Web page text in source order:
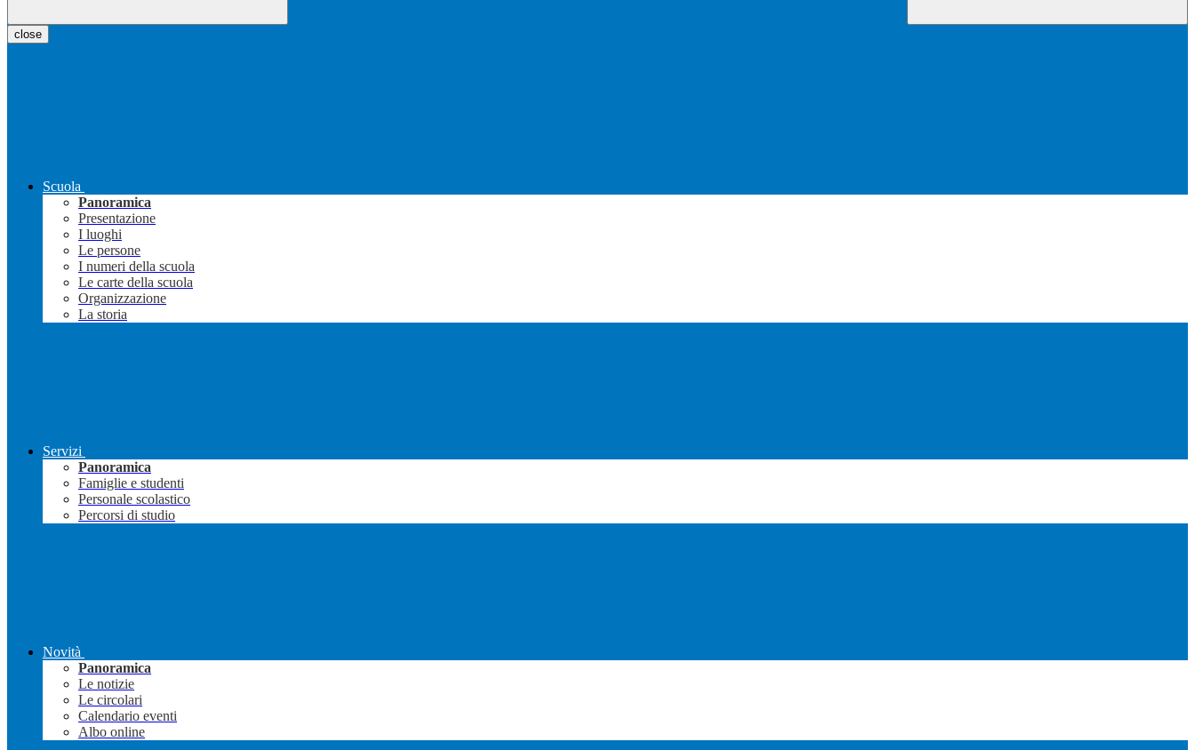
close
Scuola
Panoramica
Presentazione
I luoghi
Le persone
I numeri della scuola
Le carte della scuola
Organizzazione
La storia
Servizi
Panoramica
Famiglie e studenti
Personale scolastico
Percorsi di studio
Novità
Panoramica
Le notizie
Le circolari
Calendario eventi
Albo online